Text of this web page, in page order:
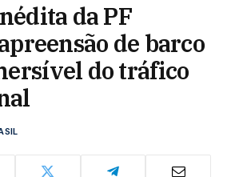
da PF
de barco
do tráfico